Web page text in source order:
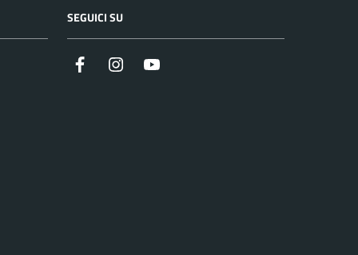
SEGUICI SU
Facebook Instagram